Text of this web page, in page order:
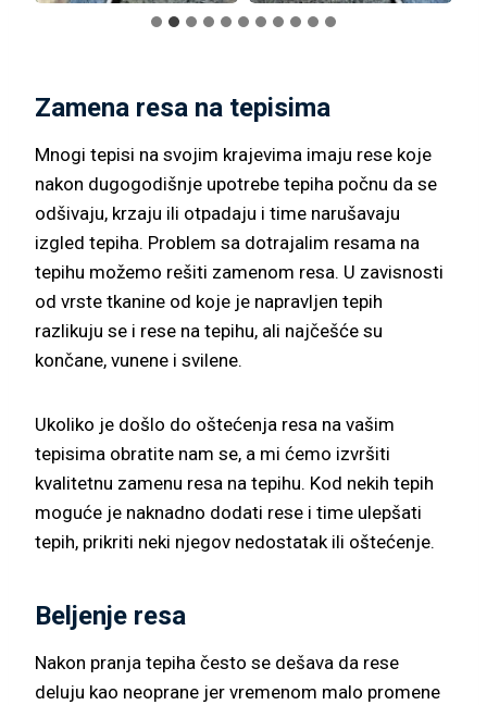
Zamena resa na tepisima
Mnogi tepisi na svojim krajevima imaju rese koje
nakon dugogodišnje upotrebe tepiha počnu da se
odšivaju, krzaju ili otpadaju i time narušavaju
izgled tepiha. Problem sa dotrajalim resama na
tepihu možemo rešiti zamenom resa. U zavisnosti
od vrste tkanine od koje je napravljen tepih
razlikuju se i rese na tepihu, ali najčešće su
končane, vunene i svilene.
Ukoliko je došlo do oštećenja resa na vašim
tepisima obratite nam se, a mi ćemo izvršiti
kvalitetnu zamenu resa na tepihu. Kod nekih tepih
moguće je naknadno dodati rese i time ulepšati
tepih, prikriti neki njegov nedostatak ili oštećenje.
Beljenje resa
Nakon pranja tepiha često se dešava da rese
deluju kao neoprane jer vremenom malo promene